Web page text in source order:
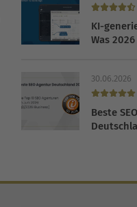
KI-
Was
30.06.2026
Beste